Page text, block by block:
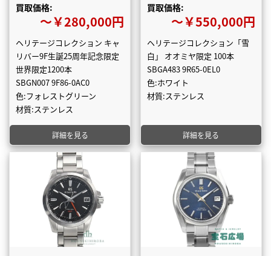
買取価格:
〜￥280,000円
ヘリテージコレクション キャ
リバー9F生誕25周年記念限定
世界限定1200本
SBGN007 9F86-0AC0
色:フォレストグリーン
材質:ステンレス
詳細を見る
買取価格:
〜￥550,000円
ヘリテージコレクション「雪
白」 オオミヤ限定 100本
SBGA483 9R65-0EL0
色:ホワイト
材質:ステンレス
詳細を見る